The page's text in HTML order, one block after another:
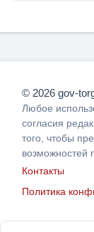
© 2026 gov-
Любое
согласия
того, чтобы
возможностей
Контакты
Политика